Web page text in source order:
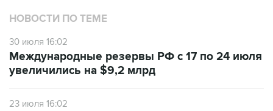
НОВОСТИ ПО ТЕМЕ
30 июля 16:02
Международные резервы РФ с 17 по 24 июля
увеличились на $9,2 млрд
23 июля 16:02